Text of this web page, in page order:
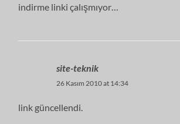
indirme linki çalışmıyor…
site-teknik
26 Kasım 2010 at 14:34
link güncellendi.